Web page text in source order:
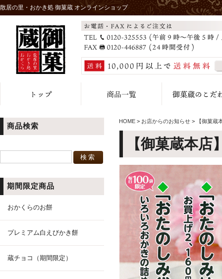
散居の里・おかき処 御菓蔵 オンラインショップ
商品検索
期間限定商品
おかくらのお餅
プレミアム白えびかき餅
蔵チョコ（期間限定）
HOME > お店からのお知らせ > 【御菓蔵
【御菓蔵本